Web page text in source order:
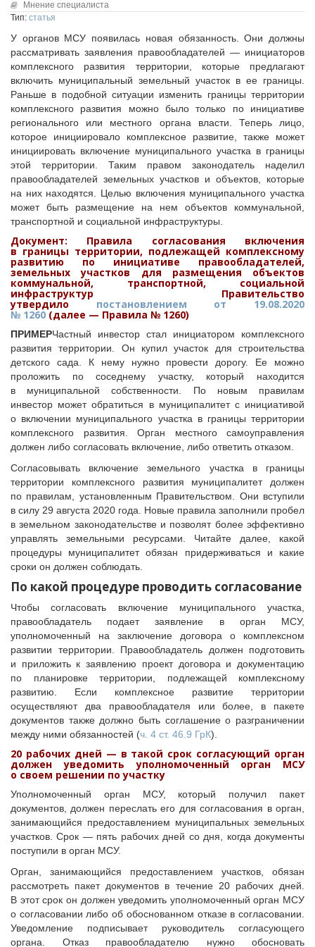
Конкурсы Совета
Издания Совета
Вопрос-ответ
ОКМО
Информационный бюллетень МСУ
НАСЕЛЕНИЕ И МСУ
ТОС
Лучшие практики ТОС
Исполнительная дирекция
Ревизионная комиссия
Палаты Совета
Комитеты Совета
Правление Совета
Обработка персональных данных
Партнеры Совета
Полезные ссылки
Инвестиционные порталы муниципальных образований
Контактная информация
НОВОСТИ
СМИ о нас
МЕТОДИЧЕСКИЙ РАЗДЕЛ
Опыт регионов
Методические материалы
Опыт муниципалитетов
Судебная практика
Мнение специалиста
Конкурсы Совета
Семинары Совета
Издания Совета
Вопрос-ответ
ВАРМСУ
Новости ВАРМСУ
НАСЕЛЕНИЕ И МСУ
Новости ТОС
Лучшие практики ТОС
ЮРИДИЧЕСКИЙ СОВЕТ
Новости юридического совета
Мнение специалиста
Тип: статья
У органов МСУ появилась новая обязанность. Они должны
рассматривать заявления правообладателей — инициаторов
комплексного развития территории, которые предлагают
включить муниципальный земельный участок в ее границы.
Раньше в подобной ситуации изменить границы территории
комплексного развития можно было только по инициативе
регионального или местного органа власти. Теперь лицо,
которое инициировало комплексное развитие, также может
инициировать включение муниципального участка в границы
этой территории. Таким правом законодатель наделил
правообладателей земельных участков и объектов, которые
на них находятся. Целью включения муниципального участка
может быть размещение на нем объектов коммунальной,
транспортной и социальной инфраструктуры.
Документ: Правила согласования включения
в границы территории, подлежащей комплексному
развитию по инициативе правообладателей,
земельных участков для размещения объектов
коммунальной, транспортной, социальной
инфраструктур Правительство
утвердило постановлением от 19.08.2020
№ 1260(далее — Правила № 1260)
ПРИМЕРЧастный инвестор стал инициатором комплексного
развития территории. Он купил участок для строительства
детского сада. К нему нужно провести дорогу. Ее можно
проложить по соседнему участку, который находится
в муниципальной собственности. По новым правилам
инвестор может обратиться в муниципалитет с инициативой
о включении муниципального участка в границы территории
комплексного развития. Орган местного самоуправления
должен либо согласовать включение, либо ответить отказом.
Согласовывать включение земельного участка в границы
территории комплексного развития муниципалитет должен
по правилам, установленным Правительством. Они вступили
в силу 29 августа 2020 года. Новые правила заполнили пробел
в земельном законодательстве и позволят более эффективно
управлять земельными ресурсами. Читайте далее, какой
процедуры муниципалитет обязан придерживаться и какие
сроки он должен соблюдать.
По какой процедуре проводить согласование
Чтобы согласовать включение муниципального участка,
правообладатель подает заявление в орган МСУ,
уполномоченный на заключение договора о комплексном
развитии территории. Правообладатель должен подготовить
и приложить к заявлению проект договора и документацию
по планировке территории, подлежащей комплексному
развитию. Если комплексное развитие территории
осуществляют два правообладателя или более, в пакете
документов также должно быть соглашение о разграничении
между ними обязанностей (ч. 4 ст. 46.9 ГрК).
20 рабочих дней — в такой срок согласующий орган
должен уведомить уполномоченный орган МСУ
о своем решении по участку
Уполномоченный орган МСУ, который получил пакет
документов, должен переслать его для согласования в орган,
занимающийся предоставлением муниципальных земельных
участков. Срок — пять рабочих дней со дня, когда документы
поступили в орган МСУ.
Орган, занимающийся предоставлением участков, обязан
рассмотреть пакет документов в течение 20 рабочих дней.
В этот срок он должен уведомить уполномоченный орган МСУ
о согласовании либо об обоснованном отказе в согласовании.
Уведомление подписывает руководитель согласующего
органа. Отказ правообладателю нужно обосновать